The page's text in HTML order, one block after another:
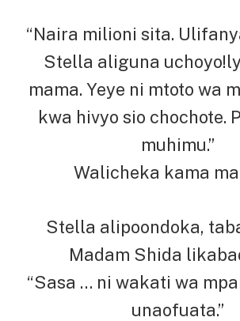
“Naira milioni sita.
Stella aliguna
mama. Yeye ni mtoto wa
kwa hivyo sio chochote.
muhimu.”
Walicheka kama
Stella alipoondoka,
Madam Shida
“Sasa … ni wakati wa
unaofuata.”